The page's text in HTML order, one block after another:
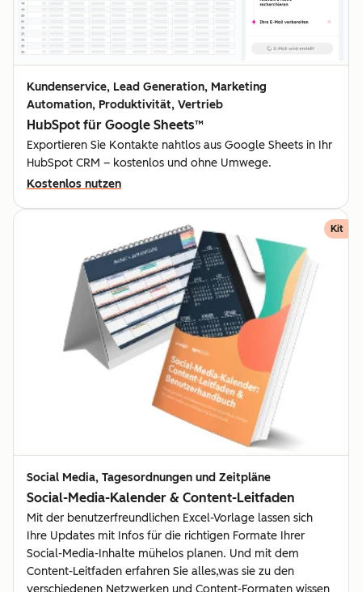
Kundenservice, Lead Generation, Marketing
Automation, Produktivität, Vertrieb
HubSpot für Google Sheets™
Exportieren Sie Kontakte nahtlos aus Google Sheets in Ihr
HubSpot CRM – kostenlos und ohne Umwege.
Kostenlos nutzen
Kit
Social Media, Tagesordnungen und Zeitpläne
Social-Media-Kalender & Content-Leitfaden
Mit der benutzerfreundlichen Excel-Vorlage lassen sich
Ihre Updates mit Infos für die richtigen Formate Ihrer
Social-Media-Inhalte mühelos planen. Und mit dem
Content-Leitfaden erfahren Sie alles,was sie zu den
verschiedenen Netzwerken und Content-Formaten wissen